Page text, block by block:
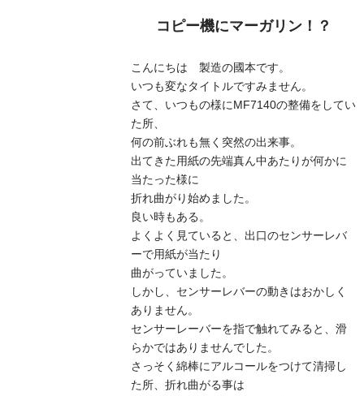
コピー機にマーガリン！？
こんにちは 製造の國本です。
いつも変なタイトルですみません。
さて、いつもの様にMF7140の整備をしてい
た所、
何の前ぶれも無く突然の出来事。
出てきた用紙の先端真ん中あたりが何かに
当たった様に
折れ曲がり始めました。
良い時もある。
よくよく見ていると、出口のセンサーレバ
ーで用紙が当たり
曲がっていました。
しかし、センサーレバーの動きはおかしく
ありません。
センサーレーバーを指で触れてみると、滑
らかではありませんでした。
さっそく綿棒にアルコールをつけて清掃し
た所、折れ曲がる事は